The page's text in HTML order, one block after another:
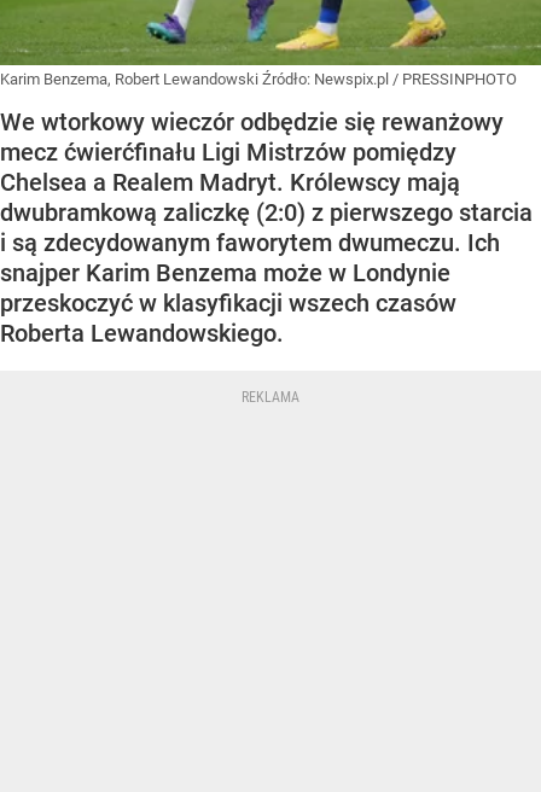
Karim Benzema, Robert Lewandowski Źródło: Newspix.pl / PRESSINPHOTO
We wtorkowy wieczór odbędzie się rewanżowy
mecz ćwierćfinału Ligi Mistrzów pomiędzy
Chelsea a Realem Madryt. Królewscy mają
dwubramkową zaliczkę (2:0) z pierwszego starcia
i są zdecydowanym faworytem dwumeczu. Ich
snajper Karim Benzema może w Londynie
przeskoczyć w klasyfikacji wszech czasów
Roberta Lewandowskiego.